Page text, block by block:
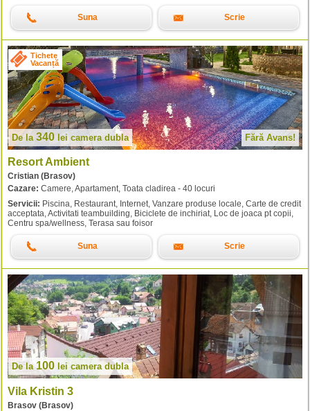
Suna Scrie
Tichete
Vacanță
De la 340 lei camera dubla Fără Avans!
Resort Ambient
Cristian (Brasov)
Cazare: Camere, Apartament, Toata cladirea - 40 locuri
Servicii: Piscina, Restaurant, Internet, Vanzare produse locale, Carte de credit
acceptata, Activitati teambuilding, Biciclete de inchiriat, Loc de joaca pt copii,
Centru spa/wellness, Terasa sau foisor
Suna Scrie
De la100 lei camera dubla
Vila Kristin 3
Brasov (Brasov)